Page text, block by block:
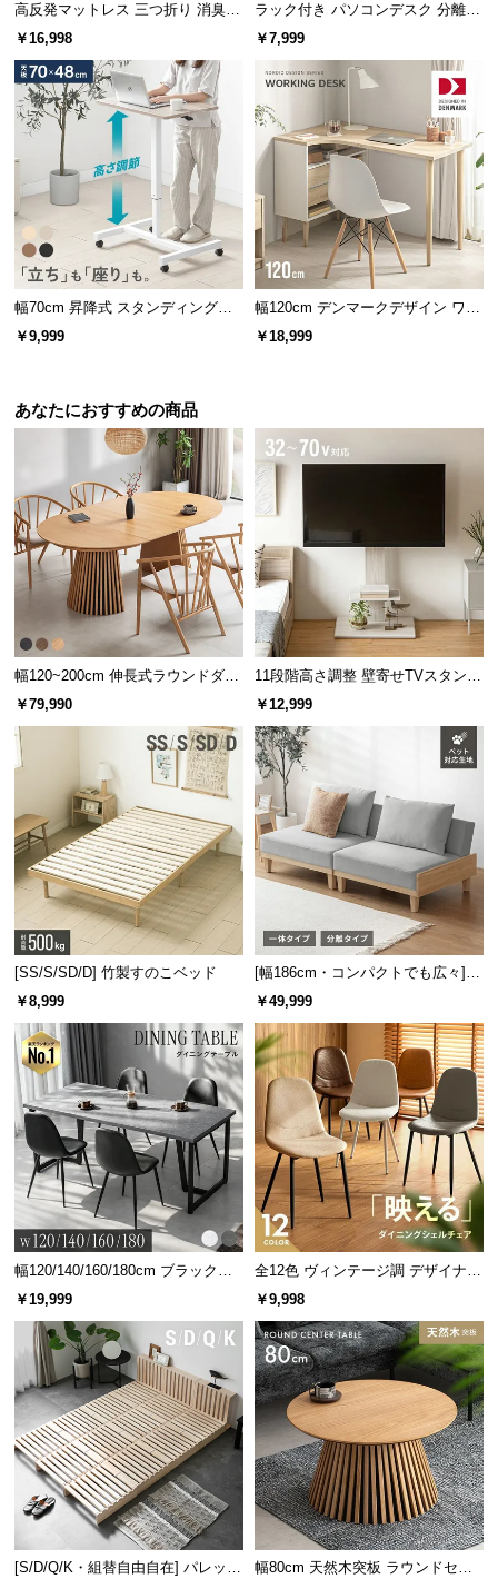
高反発マットレス 三つ折り 消臭
高密度ハード 厚さ10cm D
￥16,998
ラック付き パソコンデスク 分離型
タイプ
￥7,999
幅70cm 昇降式 スタンディングデ
スク
￥9,999
幅120cm デンマークデザイン ワー
クデスク
￥18,999
あなたにおすすめの商品
幅120~200cm 伸長式ラウンドダイ
ニングテーブル 6人掛け 天然木突
板 美しい格子デザイン
￥79,990
11段階高さ調整 壁寄せTVスタンド
キャスター付き 上下左右角度調節
￥12,999
[SS/S/SD/D] 竹製すのこベッド
￥8,999
[幅186cm・コンパクトでも広々] 3
人掛けソファベッド リクライニン
￥49,999
幅120/140/160/180cm ブラックフ
レーム ダイニング 大理石調 4人掛
￥19,999
全12色 ヴィンテージ調 デザイナー
ズシェルチェア
￥9,998
[S/D/Q/K・組替自由自在] パレット
幅80cm 天然木突板 ラウンドセン